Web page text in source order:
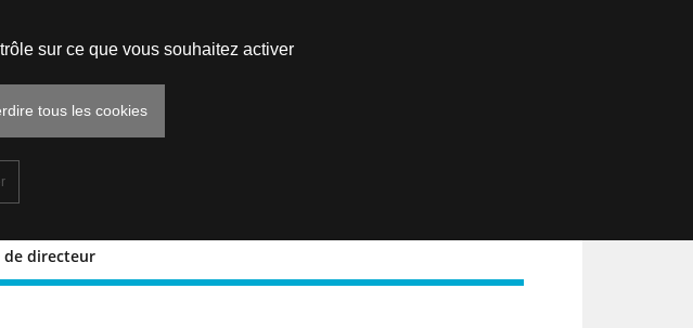
de directeur
renouvelé au
sur ce que vous souhaitez activer
tous les cookies